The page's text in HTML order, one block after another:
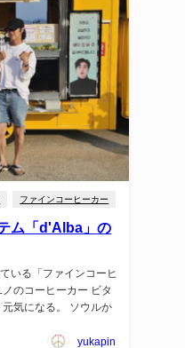
ファインコーヒーカー
ム「d'Alba」の
いる「ファインコーヒ
のコーヒーカー ビタ
気になる。 ソウルか
yukapin